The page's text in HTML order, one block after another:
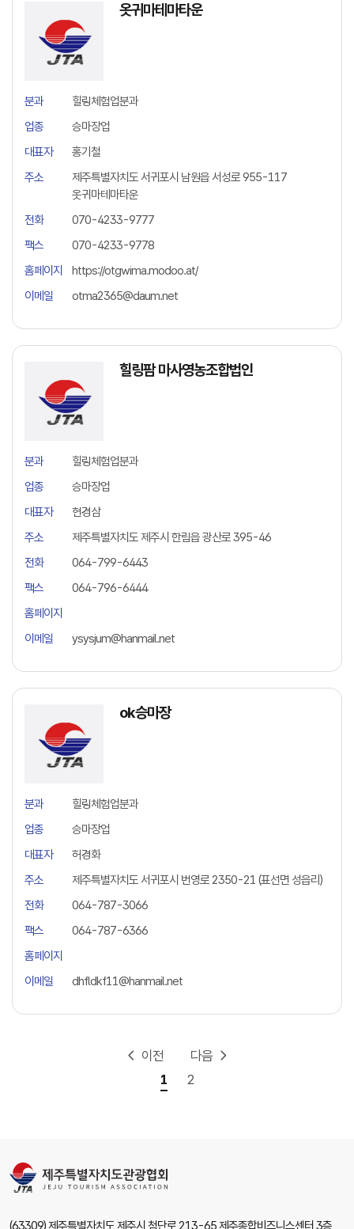
옷귀마테마타운
분과
힐링체험업분과
업종
승마장업
대표자
홍기철
주소
제주특별자치도 서귀포시 남원읍 서성로 955-117
옷귀마테마타운
전화
070-4233-9777
팩스
070-4233-9778
홈페이지
https://otgwima.modoo.at/
이메일
otma2365@daum.net
힐링팜 마사영농조합법인
분과
힐링체험업분과
업종
승마장업
대표자
현경삼
주소
제주특별자치도 제주시 한림읍 광산로 395-46
전화
064-799-6443
팩스
064-796-6444
홈페이지
이메일
ysysjum@hanmail.net
ok승마장
분과
힐링체험업분과
업종
승마장업
대표자
허경화
주소
제주특별자치도 서귀포시 번영로 2350-21 (표선면 성읍리)
전화
064-787-3066
팩스
064-787-6366
홈페이지
이메일
dhfldkf11@hanmail.net
이전
1
2
다음
(63309) 제주특별자치도 제주시 첨단로 213-65 제주종합비즈니스센터 3층